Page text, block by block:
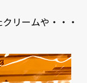
リームや・・・